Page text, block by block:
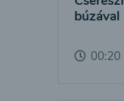
búzával
00:20